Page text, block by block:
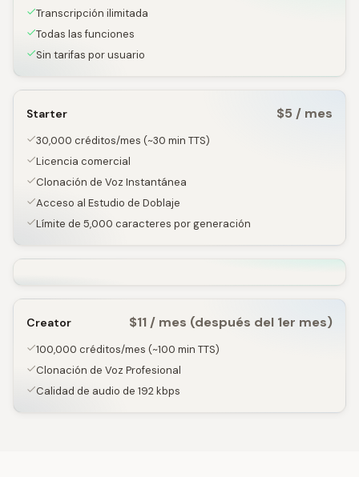
Transcripción ilimitada
Todas las funciones
Sin tarifas por usuario
Starter $5 / mes
30,000 créditos/mes (~30 min TTS)
Licencia comercial
Clonación de Voz Instantánea
Acceso al Estudio de Doblaje
Límite de 5,000 caracteres por generación
Creator $11 / mes (después del 1er mes)
100,000 créditos/mes (~100 min TTS)
Clonación de Voz Profesional
Calidad de audio de 192 kbps